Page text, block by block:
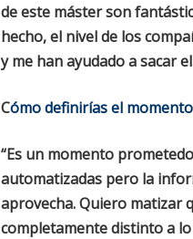
de este máster son
hecho, el nivel de los
y me han ayudado a sacar
Cómo definirías el
“Es un momento
automatizadas pero la
aprovecha. Quiero matizar
completamente distinto a